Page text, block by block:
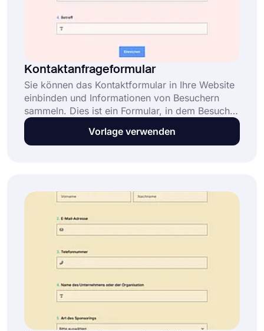
Kontaktanfrageformular
Sie können das Kontaktformular in Ihre Website
einbinden und Informationen von Besuchern
sammeln. Dies ist ein Formular, in dem Besucher
Probleme zu einem bestimmten Thema melden
oder einfach Fragen stellen können und auch
Vorlage verwenden